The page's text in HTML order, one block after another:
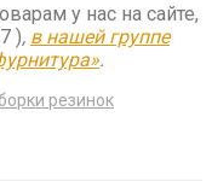
у нас на сайте,
), в нашей группе
.
резинок